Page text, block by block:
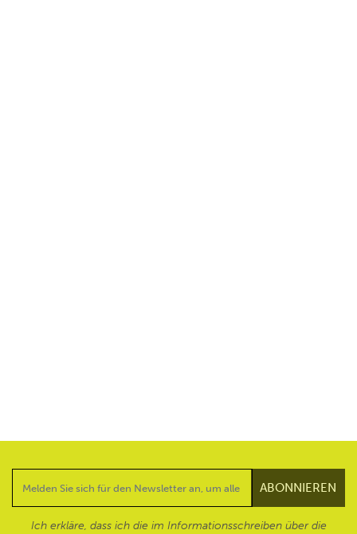
Ich erkläre, dass ich die im Informationsschreiben über die